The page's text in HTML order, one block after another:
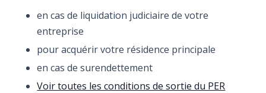
en cas de liquidation judiciaire de votre
entreprise
pour acquérir votre résidence principale
en cas de surendettement
Voir toutes les conditions de sortie du PER